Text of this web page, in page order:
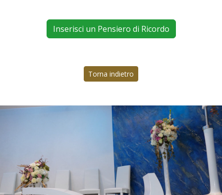
Inserisci un Pensiero di Ricordo
Torna indietro